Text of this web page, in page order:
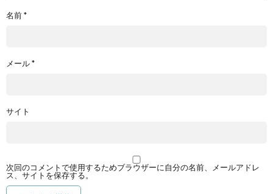
名前*
メール*
サイト
次回のコメントで使用するためブラウザーに自分の名前、メールアドレ
ス、サイトを保存する。